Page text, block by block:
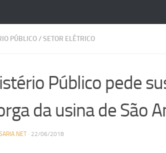
PÚBLICO/SETOR ELÉTRICO
Público pede
da usina de São
· 22/06/2018